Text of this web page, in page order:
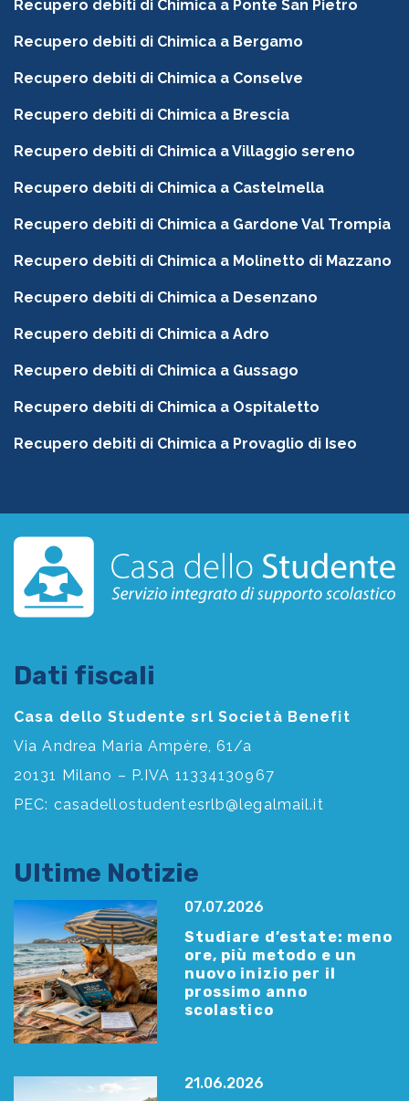
Recupero debiti di Chimica a Ponte San Pietro
Recupero debiti di Chimica a Bergamo
Recupero debiti di Chimica a Conselve
Recupero debiti di Chimica a Brescia
Recupero debiti di Chimica a Villaggio sereno
Recupero debiti di Chimica a Castelmella
Recupero debiti di Chimica a Gardone Val Trompia
Recupero debiti di Chimica a Molinetto di Mazzano
Recupero debiti di Chimica a Desenzano
Recupero debiti di Chimica a Adro
Recupero debiti di Chimica a Gussago
Recupero debiti di Chimica a Ospitaletto
Recupero debiti di Chimica a Provaglio di Iseo
Dati fiscali
Casa dello Studente srl Società Benefit
Via Andrea Maria Ampère, 61/a
20131 Milano – P.IVA 11334130967
PEC: casadellostudentesrlb@legalmail.it
Ultime Notizie
07.07.2026
Studiare d’estate: meno
ore, più metodo e un
nuovo inizio per il
prossimo anno
scolastico
21.06.2026